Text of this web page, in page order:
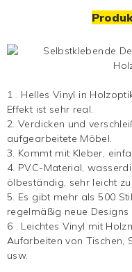
1 . Helles Vinyl in
Effekt ist sehr real.
2. Verdicken und
aufgearbeitete Möbel.
3. Kommt mit Kleber,
4. PVC-Material,
ölbeständig, sehr leicht
5. Es gibt mehr als 500
regelmäßig neue Designs
6 . Leichtes Vinyl mit
Aufarbeiten von Tischen,
usw.